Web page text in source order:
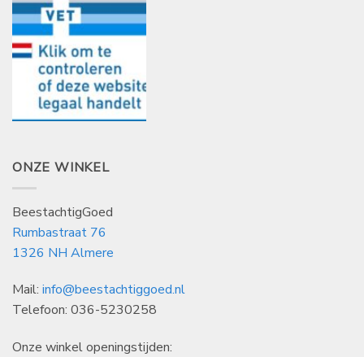
ONZE WINKEL
BeestachtigGoed
Rumbastraat 76
1326 NH Almere
Mail: info@beestachtiggoed.nl
Telefoon: 036-5230258
Onze winkel openingstijden: